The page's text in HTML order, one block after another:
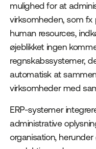
mulighed for at
virksomheden, som fx
human resources,
øjeblikket ingen
regnskabssystemer,
automatisk at
virksomheder med
ERP-systemer
administrative
organisation,